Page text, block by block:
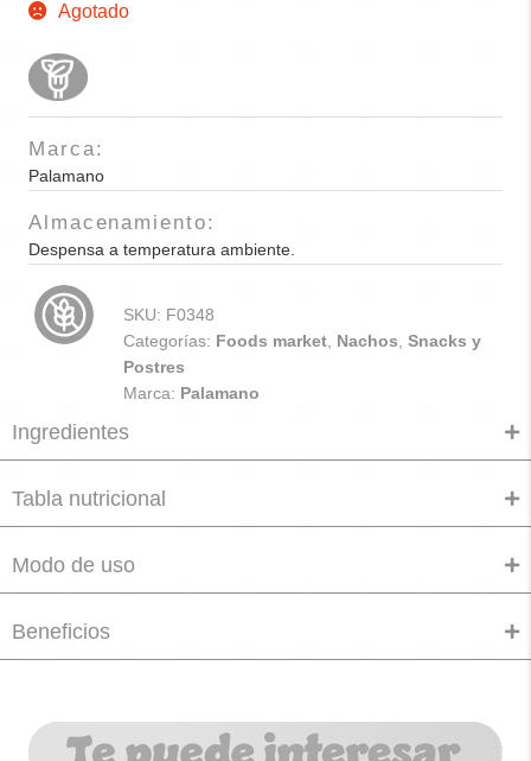
Agotado
Marca:
Palamano
Almacenamiento:
Despensa a temperatura ambiente.
SKU: F0348
Categorías: Foods market Nachos Snacks y
Postres
Marca: Palamano
Ingredientes
Tabla nutricional
Modo de uso
Beneficios